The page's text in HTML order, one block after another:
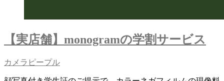
【実店舗】monogramの学割サービス
カメラピープル